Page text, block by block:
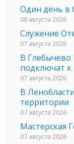
Один день в
08 августа 2026
Служение
07 августа 2026
В
подключат к
07 августа 2026
В
территории
07 августа 2026
Мастерская
07 августа 2026